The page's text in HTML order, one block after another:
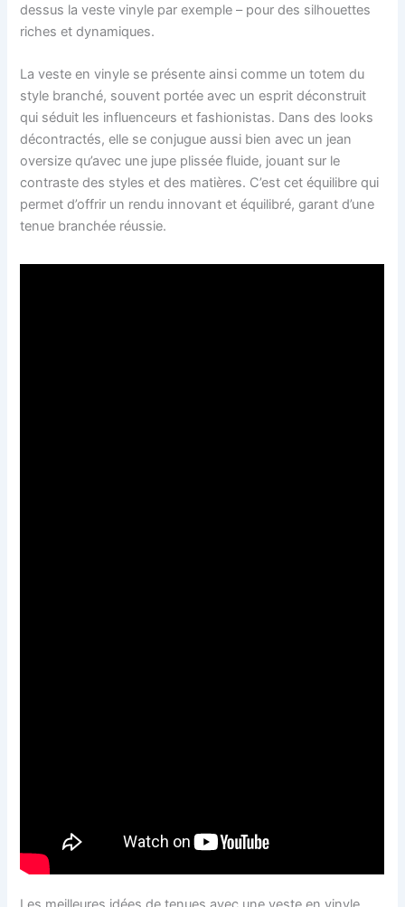
dessus la veste vinyle par exemple – pour des silhouettes
riches et dynamiques.
La veste en vinyle se présente ainsi comme un totem du
style branché, souvent portée avec un esprit déconstruit
qui séduit les influenceurs et fashionistas. Dans des looks
décontractés, elle se conjugue aussi bien avec un jean
oversize qu’avec une jupe plissée fluide, jouant sur le
contraste des styles et des matières. C’est cet équilibre qui
permet d’offrir un rendu innovant et équilibré, garant d’une
tenue branchée réussie.